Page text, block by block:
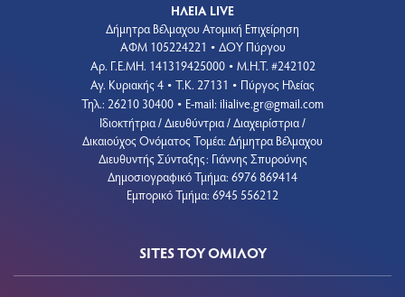
ΗΛΕΙΑ LIVE
Δήμητρα Βέλμαχου Ατομική Επιχείρηση
ΑΦΜ 105224221 • ΔΟΥ Πύργου
Aρ. Γ.Ε.ΜΗ. 141319425000 • Μ.Η.Τ. #242102
Αγ. Κυριακής 4 • Τ.Κ. 27131 • Πύργος Ηλείας
Τηλ.: 26210 30400 • E-mail: ilialive.gr@gmail.com
Ιδιοκτήτρια / Διευθύντρια / Διαχειρίστρια /
Δικαιούχος Ονόματος Τομέα: Δήμητρα Βέλμαχου
Διευθυντής Σύνταξης: Γιάννης Σπυρούνης
Δημοσιογραφικό Τμήμα: 6976 869414
Εμπορικό Τμήμα: 6945 556212
SITES ΤΟΥ ΟΜΙΛΟΥ